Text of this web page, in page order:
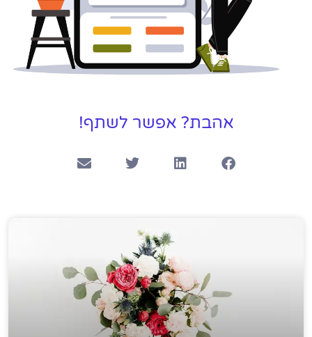
אהבת? אפשר לשתף!